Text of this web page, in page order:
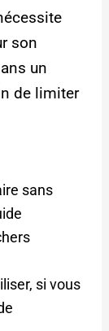
son
un
de limiter
sans
si vous